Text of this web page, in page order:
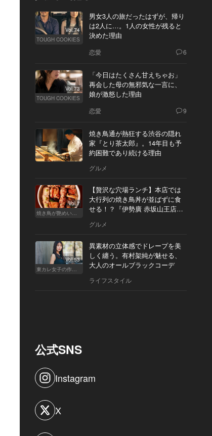
Vol.74
TOUGH COOKIES
男女3人の旅だったはずが、帰り
は2人に…。1人の女性が残ると
決めた理由
恋愛 6
Vol.73
TOUGH COOKIES
「今日はたくさん甘えちゃお」
再会した母の無邪気な一言に、
娘が激怒した理由
恋愛 9
焼き鳥通が熱狂する渋谷の隠れ
家『とり茶太郎』。14年目も予
約困難であり続ける理由
グルメ
Vol.7
焼き鳥が艶めいてきた
【贅沢な穴場ランチ】本店では
大行列の焼き鳥丼が並ばずに食
せる！？『伊勢廣 赤坂山王店』
グルメ
Vol.53
東カレ女子の作り方
異素材の立体感でドレープを美
しく纏う。有村架純が魅せる、
大人のオールブラックコーデ
ライフスタイル
公式SNS
Instagram
X